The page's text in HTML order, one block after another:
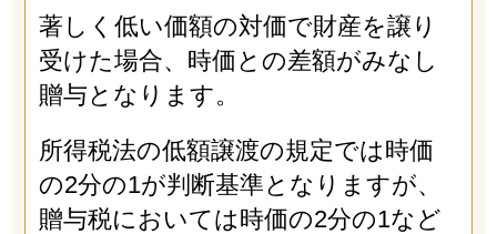
著しく低い価額の対価で財産を譲り
受けた場合、時価との差額がみなし
贈与となります。
所得税法の低額譲渡の規定では時価
の2分の1が判断基準となりますが、
贈与税においては時価の2分の1など